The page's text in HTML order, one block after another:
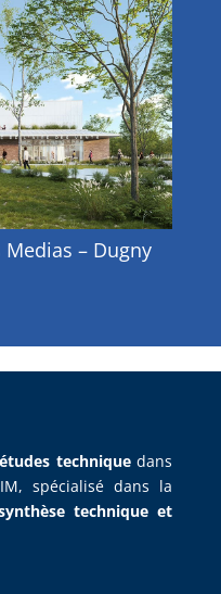
– Dugny
techniquedans
spécialisé dans la
technique et